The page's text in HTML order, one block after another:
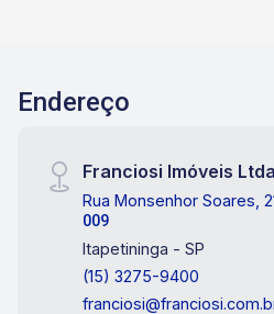
Endereço
Franciosi Imóveis Ltda
Rua Monsenhor Soares,
009
Itapetininga - SP
(15) 3275-9400